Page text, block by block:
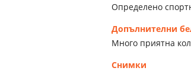
Определено
Допълнителни
Много приятна
Снимки